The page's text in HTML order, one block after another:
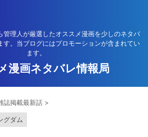
管理人が厳選したオススメ漫画を少しのネタバ
す。当ブログにはプロモーションが含まれてい
ます。
漫画ネタバレ情報局
誌掲載最新話 >
グダム